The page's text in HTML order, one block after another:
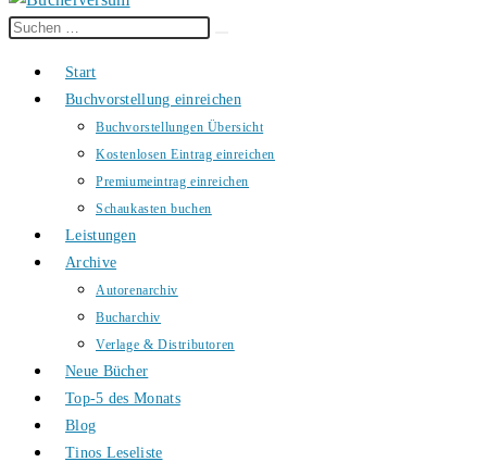
Diese
durchsuchen
Start
Buchvorstellung einreichen
Buchvorstellungen Übersicht
Kostenlosen Eintrag einreichen
Premiumeintrag einreichen
Schaukasten buchen
Leistungen
Archive
Autorenarchiv
Bucharchiv
Verlage & Distributoren
Neue Bücher
Top-5 des Monats
Blog
Tinos Leseliste